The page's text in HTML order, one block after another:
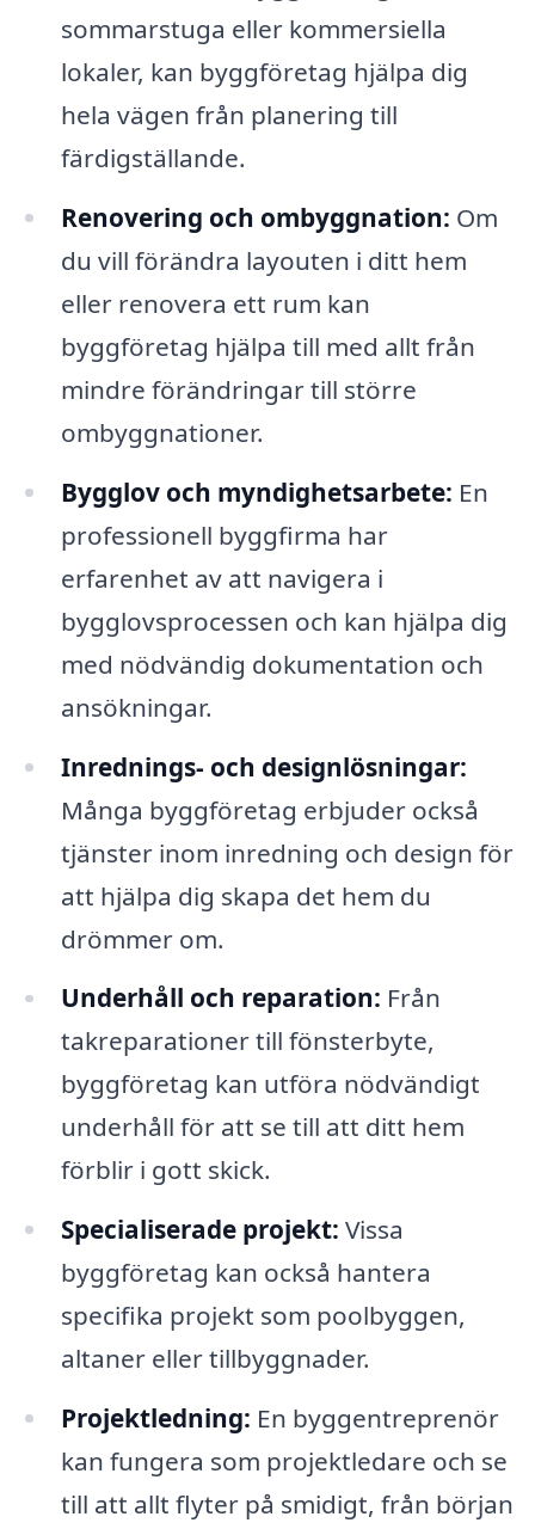
sommarstuga eller kommersiella
lokaler, kan byggföretag hjälpa dig
hela vägen från planering till
färdigställande.
Renovering och ombyggnation: Om
du vill förändra layouten i ditt hem
eller renovera ett rum kan
byggföretag hjälpa till med allt från
mindre förändringar till större
ombyggnationer.
Bygglov och myndighetsarbete: En
professionell byggfirma har
erfarenhet av att navigera i
bygglovsprocessen och kan hjälpa dig
med nödvändig dokumentation och
ansökningar.
Inrednings- och designlösningar:
Många byggföretag erbjuder också
tjänster inom inredning och design för
att hjälpa dig skapa det hem du
drömmer om.
Underhåll och reparation: Från
takreparationer till fönsterbyte,
byggföretag kan utföra nödvändigt
underhåll för att se till att ditt hem
förblir i gott skick.
Specialiserade projekt: Vissa
byggföretag kan också hantera
specifika projekt som poolbyggen,
altaner eller tillbyggnader.
Projektledning: En byggentreprenör
kan fungera som projektledare och se
till att allt flyter på smidigt, från början